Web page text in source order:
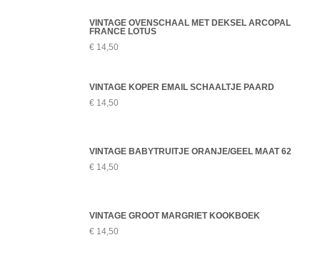
VINTAGE OVENSCHAAL MET DEKSEL ARCOPAL
FRANCE LOTUS
€ 14,50
VINTAGE KOPER EMAIL SCHAALTJE PAARD
€ 14,50
VINTAGE BABYTRUITJE ORANJE/GEEL MAAT 62
€ 14,50
VINTAGE GROOT MARGRIET KOOKBOEK
€ 14,50